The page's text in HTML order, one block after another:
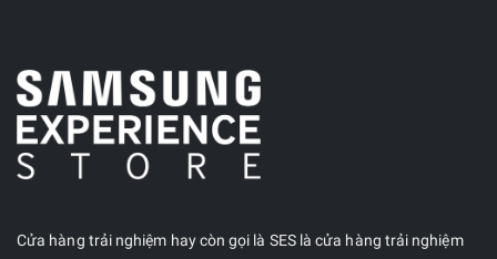
Cửa hàng trải nghiệm hay còn gọi là SES là cửa hàng trải nghiệm